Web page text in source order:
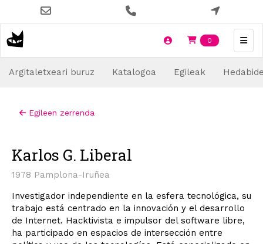
main
content
0 Items en
Argitaletxeari buruz Katalogoa Egileak
Egileen zerrenda
Karlos G. Liberal
1978 Pamplona-Iruñea
Investigador independiente en la esfera tecnológica, su
trabajo está centrado en la innovación y el desarrollo
de Internet. Hacktivista e impulsor del software libre,
ha participado en espacios de intersección entre